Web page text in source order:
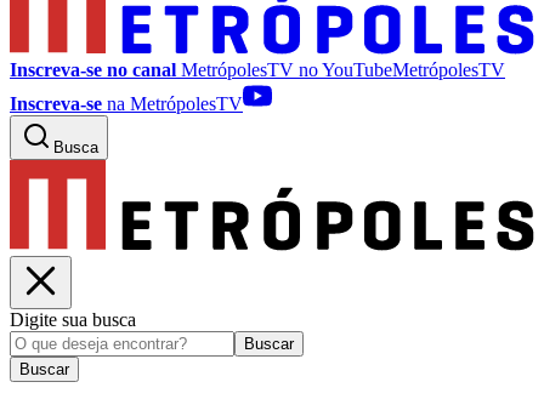
Inscreva-se no canal MetrópolesTV noYouTubeMetrópolesTV
Inscreva-se na MetrópolesTV
Busca
Digite sua busca
Buscar
Buscar